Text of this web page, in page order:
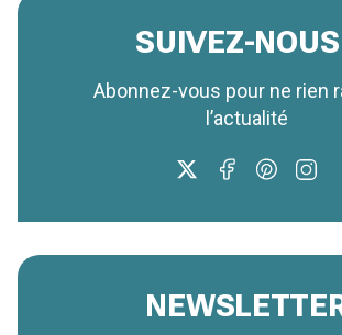
SUIVEZ-
Abonnez-vous pour ne rien
l’actualité